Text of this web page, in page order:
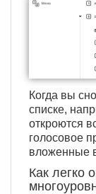
Когда вы
списке,
откроются
голосовое
вложенные
Как легко